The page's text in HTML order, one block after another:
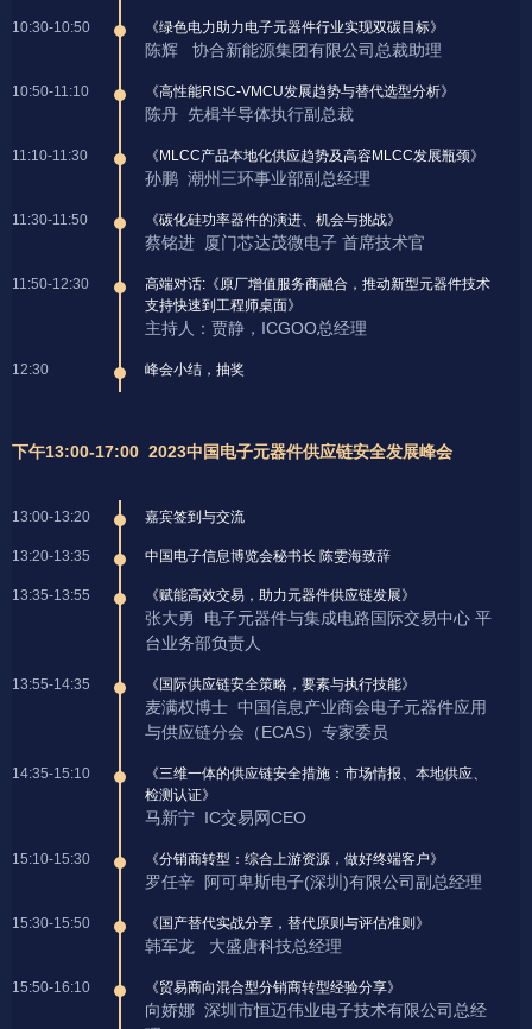
10:30-10:50 《绿色电力助力电子元器件行业实现双碳目标》
陈辉 协合新能源集团有限公司总裁助理
10:50-11:10 《高性能RISC-VMCU发展趋势与替代选型分析》
陈丹 先楫半导体执行副总裁
11:10-11:30 《MLCC产品本地化供应趋势及高容MLCC发展瓶颈》
孙鹏 潮州三环事业部副总经理
11:30-11:50 《碳化硅功率器件的演进、机会与挑战》
蔡铭进 厦门芯达茂微电子 首席技术官
11:50-12:30
高端对话:《原厂增值服务商融合，推动新型元器件技术
支持快速到工程师桌面》
主持人：贾静，ICGOO总经理
12:30 峰会小结，抽奖
下午13:00-17:00 2023中国电子元器件供应链安全发展峰会
13:00-13:20 嘉宾签到与交流
13:20-13:35 中国电子信息博览会秘书长 陈雯海致辞
13:35-13:55 《赋能高效交易，助力元器件供应链发展》
张大勇 电子元器件与集成电路国际交易中心 平
台业务部负责人
13:55-14:35 《国际供应链安全策略，要素与执行技能》
麦满权博士 中国信息产业商会电子元器件应用
与供应链分会（ECAS）专家委员
14:35-15:10
《三维一体的供应链安全措施：市场情报、本地供应、
检测认证》
马新宁 IC交易网CEO
15:10-15:30 《分销商转型：综合上游资源，做好终端客户》
罗任辛 阿可卑斯电子(深圳)有限公司副总经理
15:30-15:50 《国产替代实战分享，替代原则与评估准则》
韩军龙 大盛唐科技总经理
15:50-16:10 《贸易商向混合型分销商转型经验分享》
向娇娜 深圳市恒迈伟业电子技术有限公司总经